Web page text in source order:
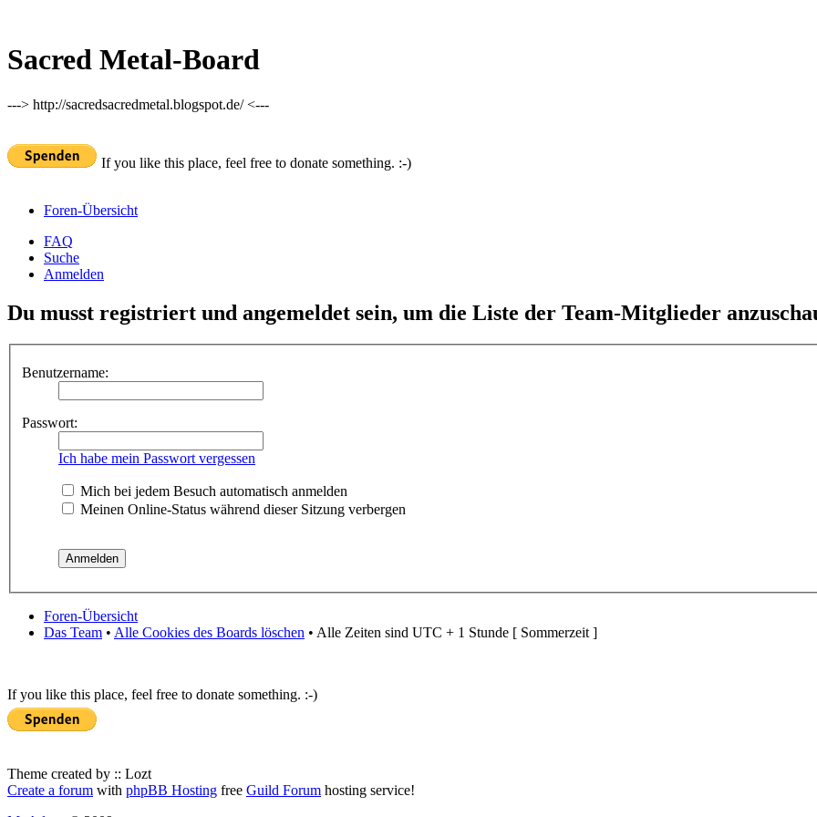
Sacred Metal-Board
---> http://sacredsacredmetal.blogspot.de/ <---
If you like this place, feel free to donate something. :-)
Foren-Übersicht
FAQ
Suche
Anmelden
Du musst registriert und angemeldet sein, um die Liste der Team-Mitglieder
Benutzername:
Passwort:
Ich habe mein Passwort vergessen
Mich bei jedem Besuch automatisch anmelden
Meinen Online-Status während dieser Sitzung verbergen
Foren-Übersicht
Das Team • Alle Cookies des Boards löschen • Alle Zeiten sind UTC + 1 Stunde [ Sommerzeit ]
If you like this place, feel free to donate something. :-)
Theme created by :: Lozt
Create a forum with phpBB Hosting free Guild Forum hosting service!